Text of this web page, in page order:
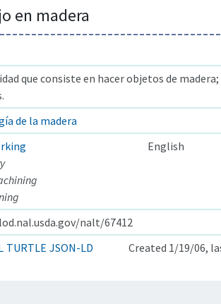
en madera
que consiste en hacer objetos de
de la madera
English
nalt/67412
TURTLE JSON-LD Created 1/19/06,